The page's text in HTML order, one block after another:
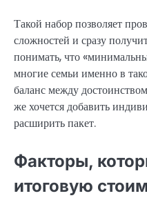
Такой набор позволяет
сложностей и сразу
понимать, что
многие семьи именно в
баланс между
же хочется добавить
расширить пакет.
Факторы,
итоговую